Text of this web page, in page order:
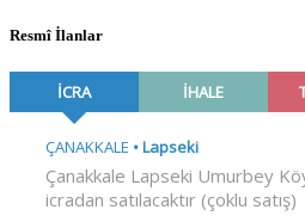
Resmî İlanlar